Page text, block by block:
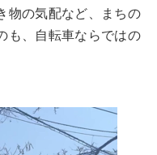
物の気配など、まちの
も、自転車ならではの